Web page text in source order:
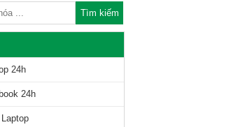
24h
24h